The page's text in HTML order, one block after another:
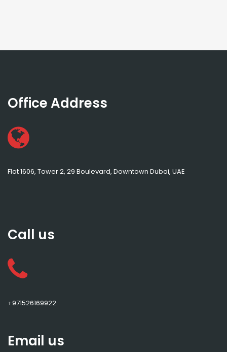
Office Address
Flat 1606, Tower 2, 29 Boulevard, Downtown Dubai, UAE
Call us
+971526169922
Email us